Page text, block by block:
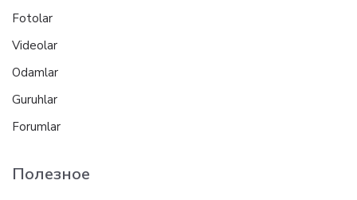
Fotolar
Videolar
Odamlar
Guruhlar
Forumlar
Полезное